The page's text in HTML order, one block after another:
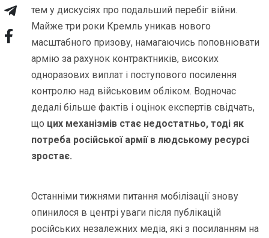
тем у дискусіях про подальший перебіг війни.
Майже три роки Кремль уникав нового
масштабного призову, намагаючись поповнювати
армію за рахунок контрактників, високих
одноразових виплат і поступового посилення
контролю над військовим обліком. Водночас
дедалі більше фактів і оцінок експертів свідчать,
що цих механізмів стає недостатньо, тоді як
потреба російської армії в людському ресурсі
зростає.
Останніми тижнями питання мобілізації знову
опинилося в центрі уваги після публікацій
російських незалежних медіа, які з посиланням на